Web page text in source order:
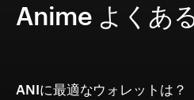
Anime よくあ
ANIに最適なウォレットは？